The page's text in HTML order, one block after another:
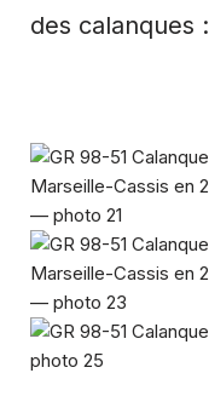
des calanques :